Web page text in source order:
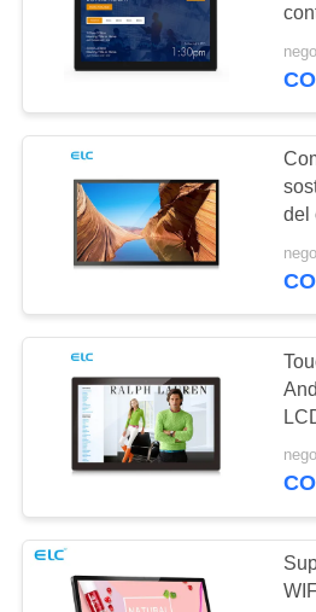
SITEMAP
NORME
SULLA
PRIVACY
Segnaletica
screen
Edge Light
Tablet PC
del